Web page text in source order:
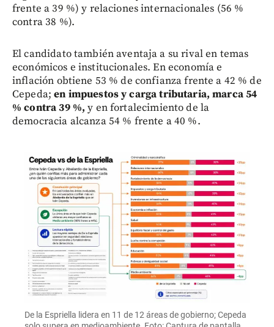
frente a 39 %) y relaciones internacionales (56 %
contra 38 %).
El candidato también aventaja a su rival en temas
económicos e institucionales. En economía e
inflación obtiene 53 % de confianza frente a 42 % de
Cepeda; en impuestos y carga tributaria, marca 54
% contra 39 %, y en fortalecimiento de la
democracia alcanza 54 % frente a 40 %.
De la Espriella lidera en 11 de 12 áreas de gobierno; Cepeda